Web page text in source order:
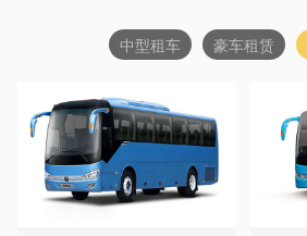
中型租车 豪车租赁